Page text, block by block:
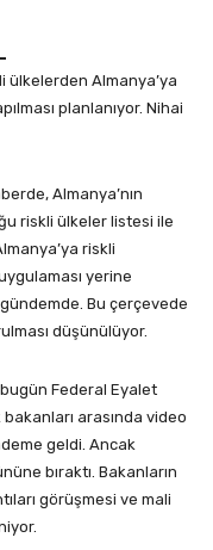
ülkelerden Almanya’ya
planlanıyor. Nihai
Almanya’nın
riskli ülkeler listesi ile
riskli
yerine
Bu çerçevede
düşünülüyor.
Federal Eyalet
arasında video
geldi. Ancak
bıraktı. Bakanların
görüşmesi ve mali